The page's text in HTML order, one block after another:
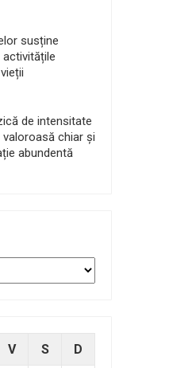
susține
de intensitate
chiar și
abundentă
V S D